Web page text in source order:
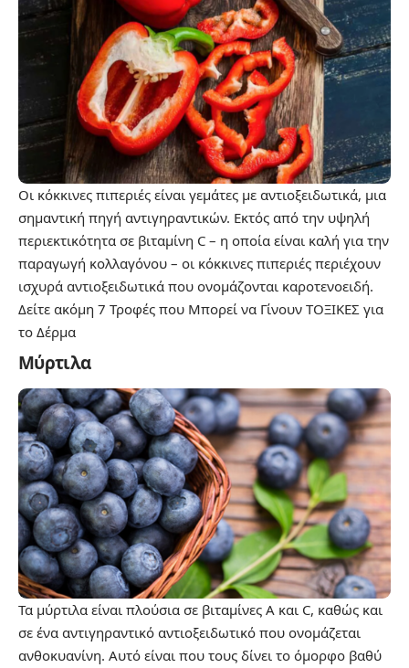
Οι κόκκινες πιπεριές είναι γεμάτες με αντιοξειδωτικά, μια
σημαντική πηγή αντιγηραντικών. Εκτός από την υψηλή
περιεκτικότητα σε βιταμίνη C – η οποία είναι καλή για την
παραγωγή κολλαγόνου – οι κόκκινες πιπεριές περιέχουν
ισχυρά αντιοξειδωτικά που ονομάζονται καροτενοειδή.
Δείτε ακόμη 7 Τροφές που Μπορεί να Γίνουν ΤΟΞΙΚΕΣ για
το Δέρμα
Μύρτιλα
Τα μύρτιλα είναι πλούσια σε βιταμίνες Α και C, καθώς και
σε ένα αντιγηραντικό αντιοξειδωτικό που ονομάζεται
ανθοκυανίνη. Αυτό είναι που τους δίνει το όμορφο βαθύ